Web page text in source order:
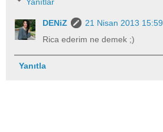
DENiZ
21 Nisan 2013 15:59
Rica ederim ne demek ;)
Yanıtla